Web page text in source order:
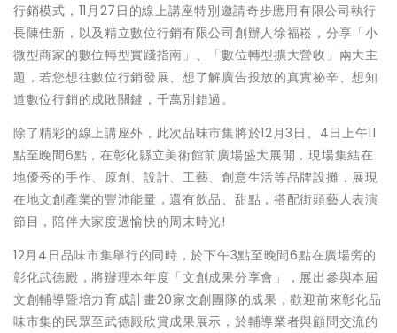
行銷模式，11月27日的線上講座特別邀請奇步應用有限公司執行
長陳佳新，以及精立數位行銷有限公司創辦人徐福崧，分享「小
微型商家的數位轉型實踐指南」、「數位轉型擴大營收」兩大主
題，若您想往數位行銷發展、想了解廣告投放的真實祕辛、想知
道數位行銷的成敗關鍵，千萬別錯過。
除了精彩的線上講座外，此次品味市集將於12月3日、4日上午11
點至晚間6點，在彰化縣立美術館前廣場盛大展開，現場集結在
地優秀的手作、原創、設計、工藝、創意生活等品牌設攤，展現
在地文創產業的豐沛能量，還有飲品、甜點，搭配街頭藝人表演
節目，陪伴大家度過愉快的周末時光!
12月4日品味市集舉行的同時，於下午3點至晚間6點在廣場旁的
彰化武德殿，將辦理本年度「文創成果分享會」，展出參與本屆
文創輔導暨培力育成計畫20家文創團隊的成果，歡迎前來彰化品
味市集的民眾至武德殿欣賞成果展示，於輔導業者與顧問交流的